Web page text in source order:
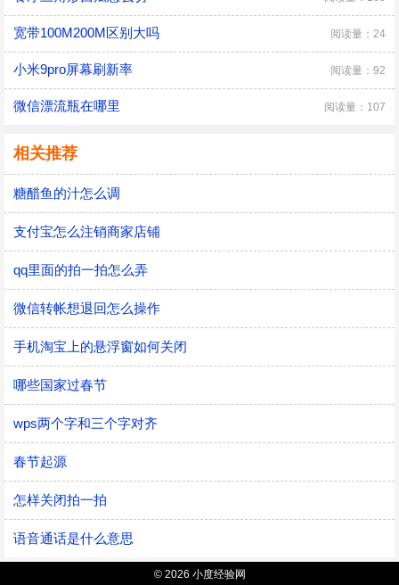
宽带100M200M区别大吗 阅读量：24
小米9pro屏幕刷新率 阅读量：92
微信漂流瓶在哪里 阅读量：107
相关推荐
糖醋鱼的汁怎么调
支付宝怎么注销商家店铺
qq里面的拍一拍怎么弄
微信转帐想退回怎么操作
手机淘宝上的悬浮窗如何关闭
哪些国家过春节
wps两个字和三个字对齐
春节起源
怎样关闭拍一拍
语音通话是什么意思
© 2026 小度经验网